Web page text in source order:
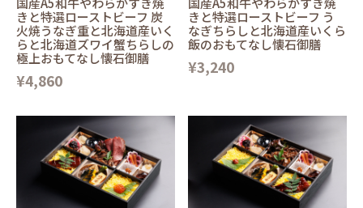
きと特選ローストビーフ 炭
火焼うなぎ重と北海道産いく
らと北海道ズワイ蟹ちらしの
極上おもてなし懐石御膳
¥4,860
きと特選ローストビーフ う
なぎちらしと北海道産いくら
飯のおもてなし懐石御膳
¥3,240